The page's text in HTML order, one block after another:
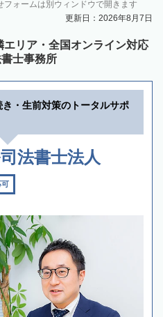
ォームは別ウィンドウで開きます
更新日：2026年8月7日
リア・全国オンライン対応
士事務所
き・生前対策のトータルサポ
法書士法人
可